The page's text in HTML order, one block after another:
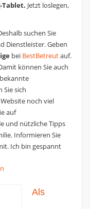
Tablet. Jetzt loslegen,
suchen Sie
Dienstleister. Geben
bei BestBetreutauf.
können Sie auch
Sie sich
noch viel
auf
und nützliche Tipps
Informieren Sie
Ich bin gespannt
Als